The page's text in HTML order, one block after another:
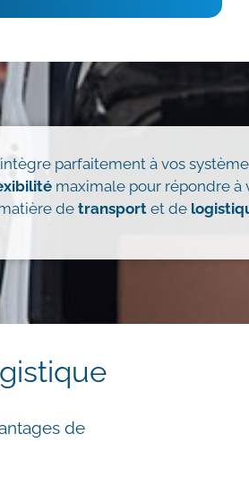
parfaitement à vos
maximale pour répondre à
detransportet de
de